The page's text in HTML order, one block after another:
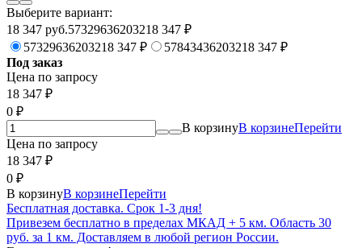
Выберите вариант:
18 347 руб.57329636203218 347 ₽
57329636203218 347 ₽ 57843436203218 347 ₽
Под заказ
Цена по запросу
18 347 ₽
0 ₽
В корзинуВ корзинеПерейти
Цена по запросу
18 347 ₽
0 ₽
В корзинуВ корзинеПерейти
Бесплатная доставка. Срок 1-3 дня!
Привезем бесплатно в пределах МКАД + 5 км. Область 30
руб. за 1 км. Доставляем в любой регион России.